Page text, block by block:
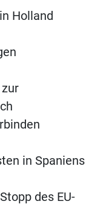
Holland
in Spaniens
des EU-